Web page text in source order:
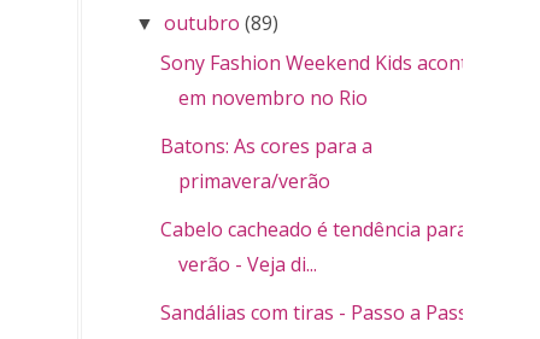
▼ outubro (89)
Sony Fashion Weekend Kids acontece
em novembro no Rio
Batons: As cores para a
primavera/verão
Cabelo cacheado é tendência para o
verão - Veja di...
Sandálias com tiras - Passo a Passo